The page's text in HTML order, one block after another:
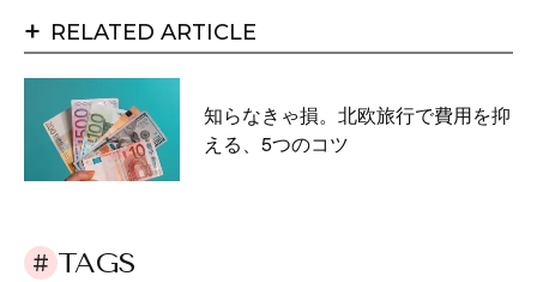
+ RELATED ARTICLE
知らなきゃ損。北欧旅行で費用を抑
える、5つのコツ
TAGS